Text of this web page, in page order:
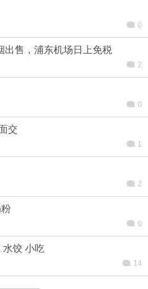
0
出售，浦东机场日上免税
2
0
交
1
2
0
水饺 小吃
14